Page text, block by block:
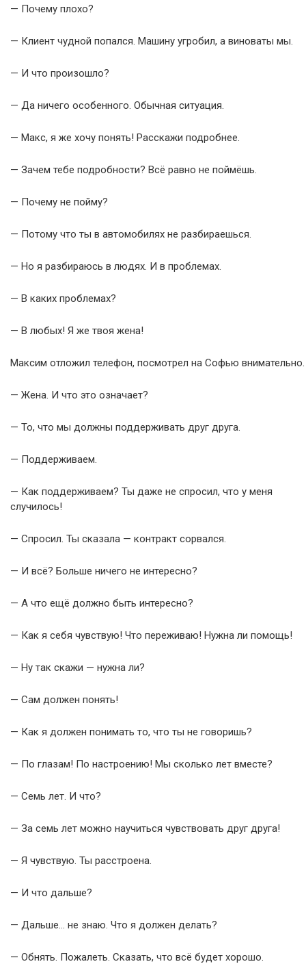
— Почему плохо?
— Клиент чудной попался. Машину угробил, а виноваты мы.
— И что произошло?
— Да ничего особенного. Обычная ситуация.
— Макс, я же хочу понять! Расскажи подробнее.
— Зачем тебе подробности? Всё равно не поймёшь.
— Почему не пойму?
— Потому что ты в автомобилях не разбираешься.
— Но я разбираюсь в людях. И в проблемах.
— В каких проблемах?
— В любых! Я же твоя жена!
Максим отложил телефон, посмотрел на Софью внимательно.
— Жена. И что это означает?
— То, что мы должны поддерживать друг друга.
— Поддерживаем.
— Как поддерживаем? Ты даже не спросил, что у меня
случилось!
— Спросил. Ты сказала — контракт сорвался.
— И всё? Больше ничего не интересно?
— А что ещё должно быть интересно?
— Как я себя чувствую! Что переживаю! Нужна ли помощь!
— Ну так скажи — нужна ли?
— Сам должен понять!
— Как я должен понимать то, что ты не говоришь?
— По глазам! По настроению! Мы сколько лет вместе?
— Семь лет. И что?
— За семь лет можно научиться чувствовать друг друга!
— Я чувствую. Ты расстроена.
— И что дальше?
— Дальше… не знаю. Что я должен делать?
— Обнять. Пожалеть. Сказать, что всё будет хорошо.